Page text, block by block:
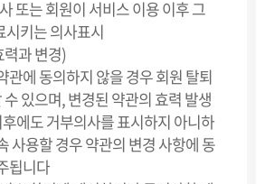
또는 회원이 서비스 이용 이후 그
시키는 의사표시
과 변경)
관에 동의하지 않을 경우 회원 탈퇴
있으며, 변경된 약관의 효력 발생
에도 거부의사를 표시하지 아니하
사용할 경우 약관의 변경 사항에 동
됩니다